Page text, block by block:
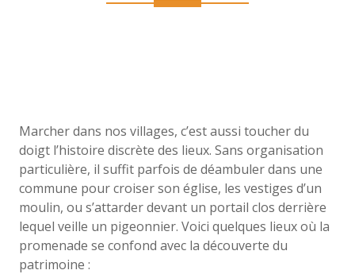
Marcher dans nos villages, c’est aussi toucher du
doigt l’histoire discrète des lieux. Sans organisation
particulière, il suffit parfois de déambuler dans une
commune pour croiser son église, les vestiges d’un
moulin, ou s’attarder devant un portail clos derrière
lequel veille un pigeonnier. Voici quelques lieux où la
promenade se confond avec la découverte du
patrimoine :